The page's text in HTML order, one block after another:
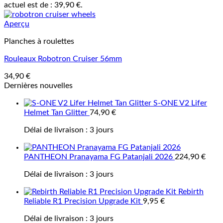
actuel est de : 39,90 €.
Aperçu
Planches à roulettes
Rouleaux Robotron Cruiser 56mm
34,90 €
Dernières nouvelles
S-ONE V2 Lifer
Helmet Tan Glitter 74,90 €
Délai de livraison : 3 jours
PANTHEON Pranayama FG Patanjali 2026 224,90 €
Délai de livraison : 3 jours
Rebirth
Reliable R1 Precision Upgrade Kit 9,95 €
Délai de livraison : 3 jours